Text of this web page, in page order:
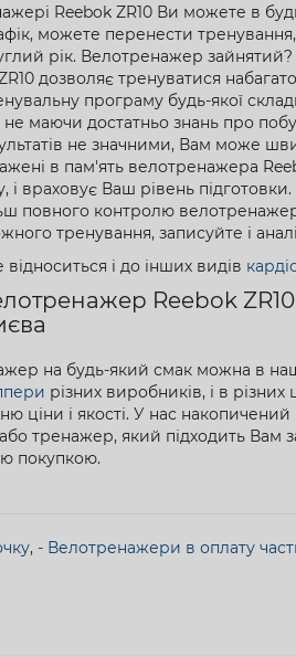
Reebok ZR10 Ви можете в
можете перенести
рік. Велотренажер зайнятий?
дозволяє тренуватися
програму будь-якої
маючи достатньо знань про
не значними, Вам може
в пам'ять велотренажера
і враховує Ваш рівень
повного контролю
тренування, записуйте і
і до інших видів
Reebok
на будь-який смак можна в
різних виробників, і в
ціни і якості. У нас
тренажер, який підходить
покупкою.
, - Велотренажери в оплату